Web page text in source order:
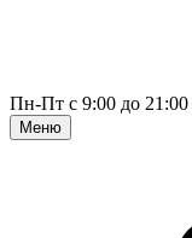
Пн-Пт с 9:00 до 21:00
Меню